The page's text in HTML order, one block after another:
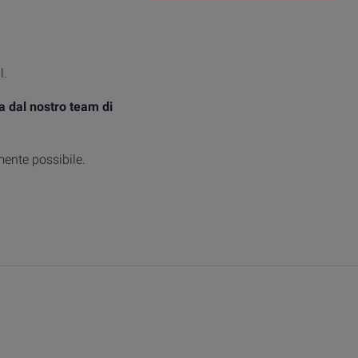
dal nostro team di
possibile.